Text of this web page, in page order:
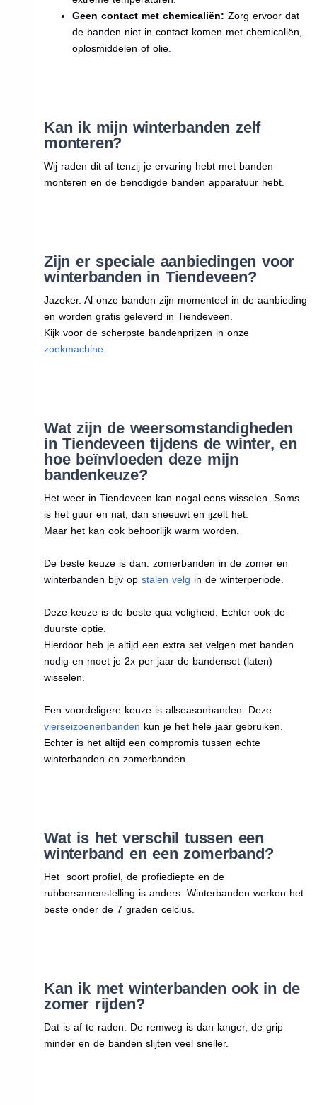
Geen contact met chemicaliën: Zorg ervoor dat
de banden niet in contact komen met chemicaliën,
oplosmiddelen of olie.
Kan ik mijn winterbanden zelf
monteren?
Wij raden dit af tenzij je ervaring hebt met banden
monteren en de benodigde banden apparatuur hebt.
Zijn er speciale aanbiedingen voor
winterbanden in Tiendeveen?
Jazeker. Al onze banden zijn momenteel in de aanbieding
en worden gratis geleverd in Tiendeveen.
Kijk voor de scherpste bandenprijzen in onze
zoekmachine.
Wat zijn de weersomstandigheden
in Tiendeveen tijdens de winter, en
hoe beïnvloeden deze mijn
bandenkeuze?
Het weer in Tiendeveen kan nogal eens wisselen. Soms
is het guur en nat, dan sneeuwt en ijzelt het.
Maar het kan ook behoorlijk warm worden.
De beste keuze is dan: zomerbanden in de zomer en
winterbanden bijv op stalen velg in de winterperiode.
Deze keuze is de beste qua veligheid. Echter ook de
duurste optie.
Hierdoor heb je altijd een extra set velgen met banden
nodig en moet je 2x per jaar de bandenset (laten)
wisselen.
Een voordeligere keuze is allseasonbanden. Deze
vierseizoenenbanden kun je het hele jaar gebruiken.
Echter is het altijd een compromis tussen echte
winterbanden en zomerbanden.
Wat is het verschil tussen een
winterband en een zomerband?
Het soort profiel, de profiediepte en de
rubbersamenstelling is anders. Winterbanden werken het
beste onder de 7 graden celcius.
Kan ik met winterbanden ook in de
zomer rijden?
Dat is af te raden. De remweg is dan langer, de grip
minder en de banden slijten veel sneller.